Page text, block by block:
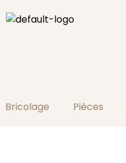
Bricolage Pièces